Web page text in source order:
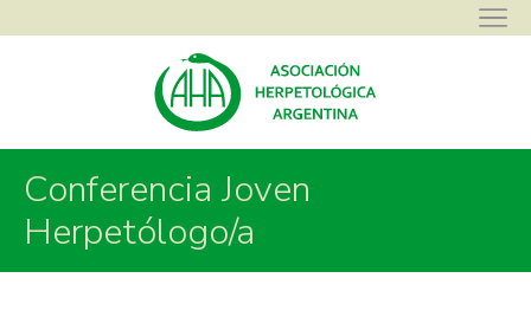
Asociación Herpetológica Argentina >Eventos
Herpetólogo/a
Conferencia Joven
Herpetólogo/a